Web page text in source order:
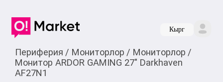
Кырг
Периферия / Мониторлор / Мониторлор /
Монитор ARDOR GAMING 27" Darkhaven
AF27N1